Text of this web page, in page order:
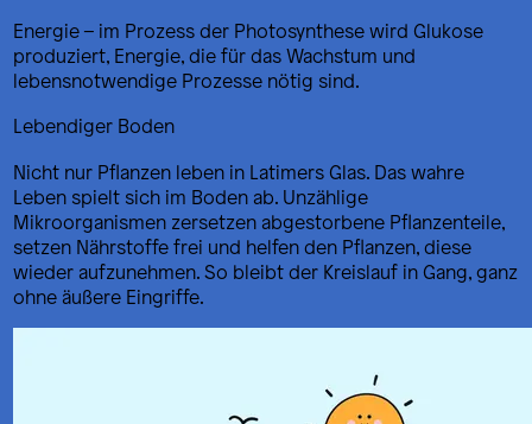
Energie – im Prozess der Photosynthese wird Glukose
produziert, Energie, die für das Wachstum und
lebensnotwendige Prozesse nötig sind.
Lebendiger Boden
Nicht nur Pflanzen leben in Latimers Glas. Das wahre
Leben spielt sich im Boden ab. Unzählige
Mikroorganismen zersetzen abgestorbene Pflanzenteile,
setzen Nährstoffe frei und helfen den Pflanzen, diese
wieder aufzunehmen. So bleibt der Kreislauf in Gang, ganz
ohne äußere Eingriffe.